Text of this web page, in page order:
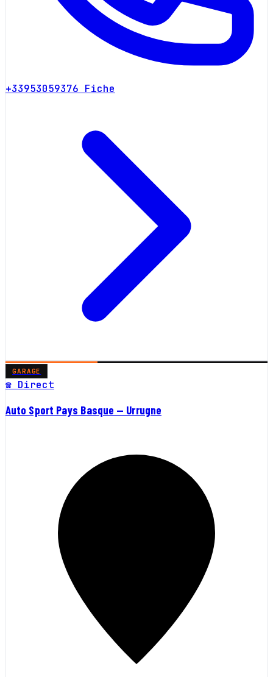
+33953059376 Fiche
GARAGE
☎ Direct
Auto Sport Pays Basque — Urrugne